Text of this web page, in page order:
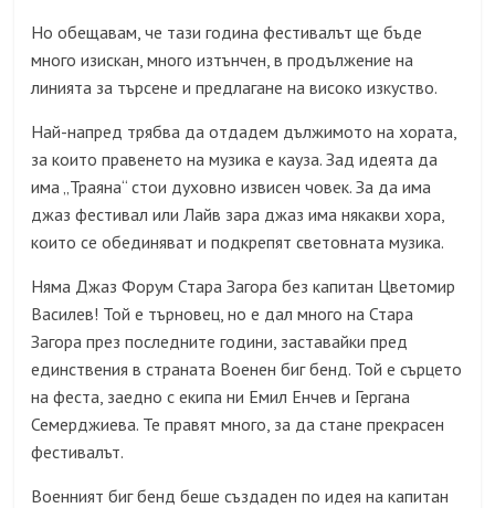
Но обещавам, че тази година фестивалът ще бъде
много изискан, много изтънчен, в продължение на
линията за търсене и предлагане на високо изкуство.
Най-напред трябва да отдадем дължимото на хората,
за които правенето на музика е кауза. Зад идеята да
има „Траяна“ стои духовно извисен човек. За да има
джаз фестивал или Лайв зара джаз има някакви хора,
които се обединяват и подкрепят световната музика.
Няма Джаз Форум Стара Загора без капитан Цветомир
Василев! Той е търновец, но е дал много на Стара
Загора през последните години, заставайки пред
единствения в страната Военен биг бенд. Той е сърцето
на феста, заедно с екипа ни Емил Енчев и Гергана
Семерджиева. Те правят много, за да стане прекрасен
фестивалът.
Военният биг бенд беше създаден по идея на капитан